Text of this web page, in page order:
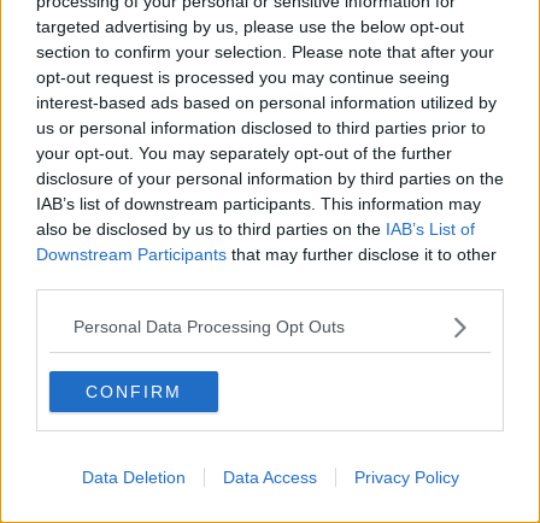
targeted advertising by us, please use the below opt-out
section to confirm your selection. Please note that after your
opt-out request is processed you may continue seeing
interest-based ads based on personal information utilized by
us or personal information disclosed to third parties prior to
your opt-out. You may separately opt-out of the further
disclosure of your personal information by third parties on the
IAB’s list of downstream participants. This information may
also be disclosed by us to third parties on the IAB’s List of
Downstream Participants that may further disclose it to other
Personal Data Processing Opt Outs
CONFIRM
Data Deletion Data Access Privacy Policy
Lego, perché utilizza una struttura modulare e flessibile, pensata
per essere facilmente adattabile a diversi target molecolari.
"Il biosensore è stato realizzato applicando sia le metodologie
classiche di produzione di proteine ricombinanti, ma anche
applicazione di tecnologie di nuova concezione, come per
esempio laclick chemistry- ha spiegato Eleonora da Pozzo,
dell'Università di Pisa - grazie a queste conoscenze, derivate da
ambiti diversi, abbiamo potuto realizzare un biosensore capace di
rilevare quantità minime di proteina viralecon una sensibilità fino
Il cuore del sensore è una proteina ingegnerizzata che unisce
tre funzioni in una sola sequenza.
rappresenta il bersaglio da riconoscere, ed è stata costruita
basandosi su frammenti della proteina Spike, una parte centrale è
terza parte, infine, contenente la proteina fluorescente verde,
agisce come una "lampadina"e produce un segnale